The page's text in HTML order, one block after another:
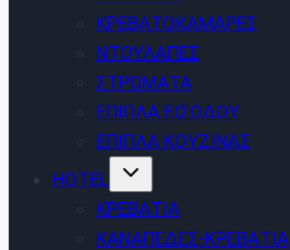
ΚΡΕΒΑΤΟΚΆΜΑΡΕΣ
ΝΤΟΥΛΆΠΕΣ
ΣΤΡΏΜΑΤΑ
ΈΠΙΠΛΑ ΕΙΣΌΔΟΥ
ΈΠΙΠΛΑ ΚΟΥΖΊΝΑΣ
HOTEL
ΚΡΕΒΆΤΙΑ
ΚΑΝΑΠΈΔΕΣ-ΚΡΕΒΆΤΙΑ